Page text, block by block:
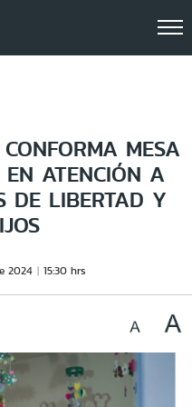
MESA
ATENCIÓN A
DE LIBERTAD Y
2024 15:30 hrs